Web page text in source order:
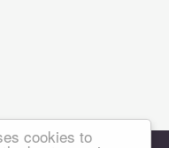
cookies to